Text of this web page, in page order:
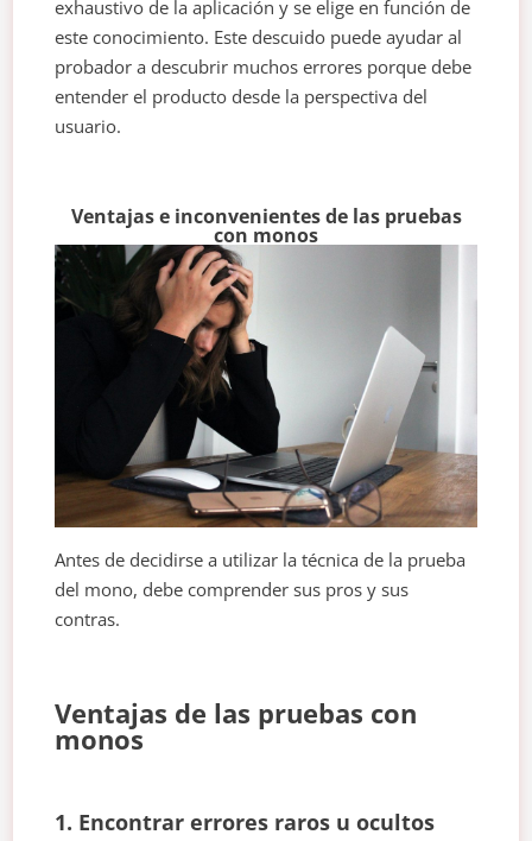
exhaustivo de la aplicación y se elige en función de
este conocimiento. Este descuido puede ayudar al
probador a descubrir muchos errores porque debe
entender el producto desde la perspectiva del
usuario.
Ventajas e inconvenientes de las pruebas
con monos
Antes de decidirse a utilizar la técnica de la prueba
del mono, debe comprender sus pros y sus
contras.
Ventajas de las pruebas con
monos
1. Encontrar errores raros u ocultos